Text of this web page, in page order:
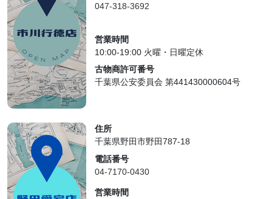
047-318-3692
営業時間
10:00-19:00 火曜・日曜定休
古物商許可番号
千葉県公安委員会 第441430000604号
住所
千葉県野田市野田787-18
電話番号
04-7170-0430
営業時間